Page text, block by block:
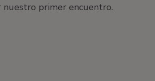
nuestro primer encuentro.